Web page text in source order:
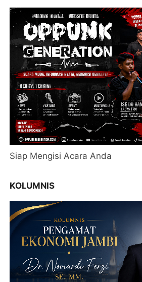
Siap Mengisi Acara Anda
KOLUMNIS